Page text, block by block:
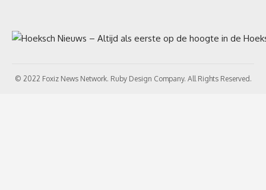
© 2022 Foxiz News Network. Ruby Design Company. All Rights Reserved.